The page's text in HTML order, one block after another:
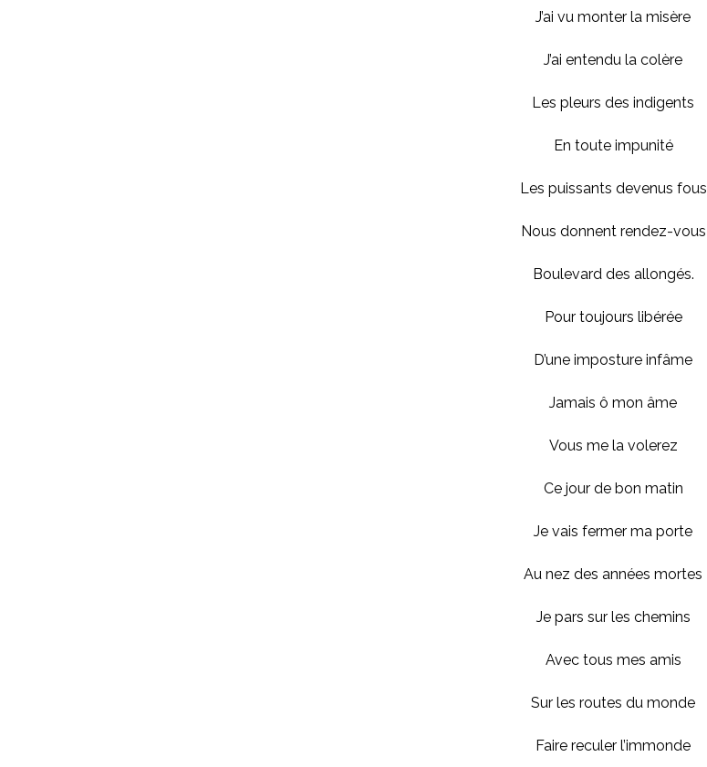
J’ai vu monter la misère
J’ai entendu la colère
Les pleurs des indigents
En toute impunité
Les puissants devenus fous
Nous donnent rendez-vous
Boulevard des allongés.
Pour toujours libérée
D’une imposture infâme
Jamais ô mon âme
Vous me la volerez
Ce jour de bon matin
Je vais fermer ma porte
Au nez des années mortes
Je pars sur les chemins
Avec tous mes amis
Sur les routes du monde
Faire reculer l’immonde